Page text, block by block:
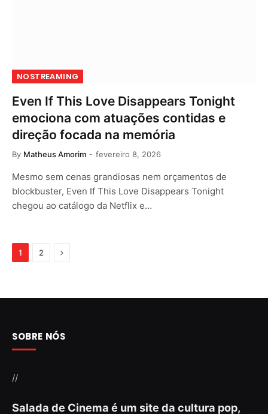
NOSTREAMING
Even If This Love Disappears Tonight
emociona com atuações contidas e
direção focada na memória
By Matheus Amorim fevereiro 8, 2026
Mesmo sem cenas grandiosas nem orçamentos de
blockbuster, Even If This Love Disappears Tonight
chegou ao catálogo da Netflix e…
1 2 Next
SOBRE NÓS
//
Salada de Cinema é um site da cultura pop,